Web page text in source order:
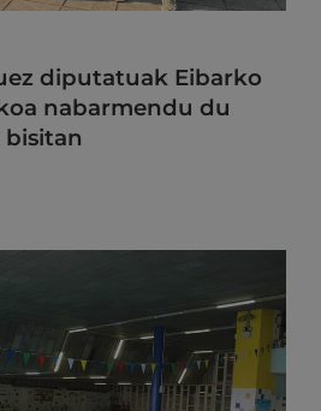
diputatuak Eibarko
nabarmendu du